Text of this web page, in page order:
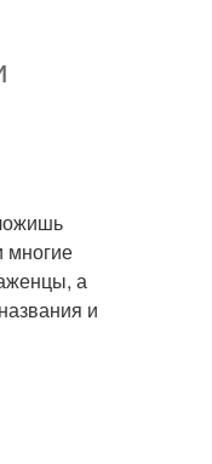
многие
а
и